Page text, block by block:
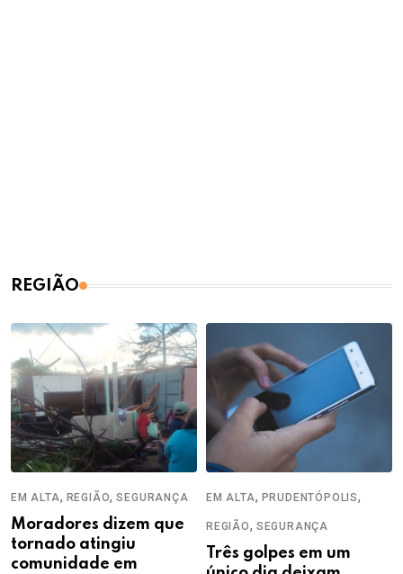
REGIÃO
EM ALTA, REGIÃO,SEGURANÇA
Moradores dizem que
tornado atingiu
comunidade em
EM ALTA, PRUDENTÓPOLIS,
REGIÃO, SEGURANÇA
Três golpes em um